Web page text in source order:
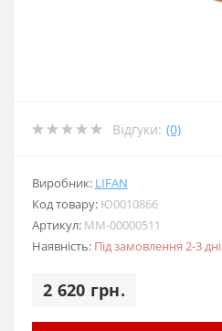
Відгуки: (0)
Виробник: LIFAN
Код товару: Ю0010866
Артикул: MM-00000511
Наявність: Під замовлення 2-3 дні
2 620 грн.